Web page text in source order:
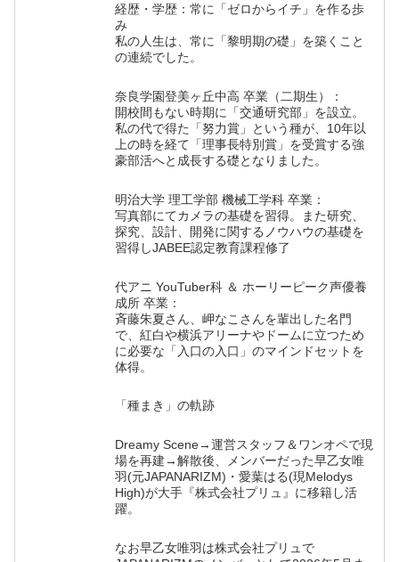
経歴・学歴：常に「ゼロからイチ」を作る歩
み
私の人生は、常に「黎明期の礎」を築くこと
の連続でした。
奈良学園登美ヶ丘中高 卒業（二期生）：
開校間もない時期に「交通研究部」を設立。
私の代で得た「努力賞」という種が、10年以
上の時を経て「理事長特別賞」を受賞する強
豪部活へと成長する礎となりました。
明治大学 理工学部 機械工学科 卒業：
写真部にてカメラの基礎を習得。また研究、
探究、設計、開発に関するノウハウの基礎を
習得しJABEE認定教育課程修了
代アニ YouTuber科 ＆ ホーリーピーク声優養
成所 卒業：
斉藤朱夏さん、岬なこさんを輩出した名門
で、紅白や横浜アリーナやドームに立つため
に必要な「入口の入口」のマインドセットを
体得。
「種まき」の軌跡
Dreamy Scene→運営スタッフ＆ワンオペで現
場を再建→解散後、メンバーだった早乙女唯
羽(元JAPANARIZM)・愛葉はる(現Melodys
High)が大手『株式会社プリュ』に移籍し活
躍。
なお早乙女唯羽は株式会社プリュで